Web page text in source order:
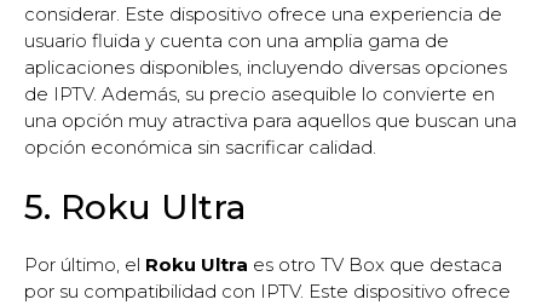
considerar. Este dispositivo ofrece una experiencia de
usuario fluida y cuenta con una amplia gama de
aplicaciones disponibles, incluyendo diversas opciones
de IPTV. Además, su precio asequible lo convierte en
una opción muy atractiva para aquellos que buscan una
opción económica sin sacrificar calidad.
5. Roku Ultra
Por último, el Roku Ultra es otro TV Box que destaca
por su compatibilidad con IPTV. Este dispositivo ofrece